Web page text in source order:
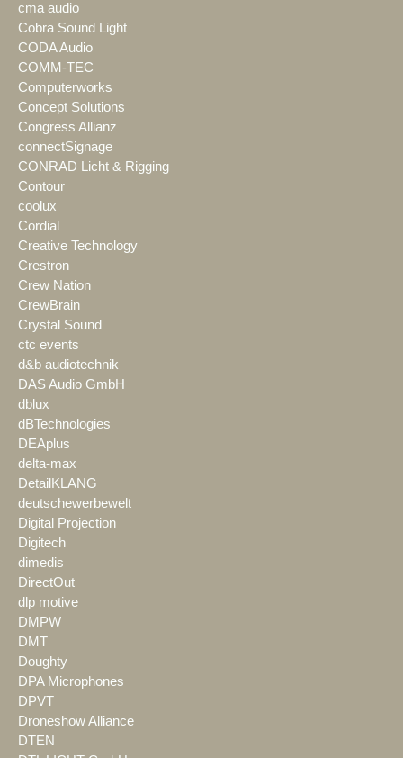
cma audio
Cobra Sound Light
CODA Audio
COMM-TEC
Computerworks
Concept Solutions
Congress Allianz
connectSignage
CONRAD Licht & Rigging
Contour
coolux
Cordial
Creative Technology
Crestron
Crew Nation
CrewBrain
Crystal Sound
ctc events
d&b audiotechnik
DAS Audio GmbH
dblux
dBTechnologies
DEAplus
delta-max
DetailKLANG
deutschewerbewelt
Digital Projection
Digitech
dimedis
DirectOut
dlp motive
DMPW
DMT
Doughty
DPA Microphones
DPVT
Droneshow Alliance
DTEN